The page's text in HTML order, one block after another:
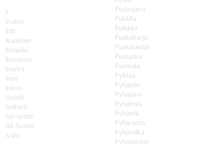
Ii
Iisalmi
Iitti
Ikaalinen
Ilmajoki
Ilomantsi
Imatra
Inari
Inkoo
Isojoki
Isokyrö
Iso-syöte
Itä-Suomi
Ivalo
Pudasjärvi
Pukkila
Pulkkila
Punkaharju
Punkalaidun
Puolanka
Puumala
Pyhtää
Pyhäjoki
Pyhäjärvi
Pyhämaa
Pyhäntä
Pyhäranta
Pyhäselkä
Pyhätunturi